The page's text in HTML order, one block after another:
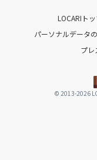
LOCARIト
パーソナルデータ
プレ
© 2013-2026